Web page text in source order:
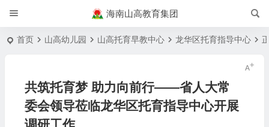
海南山高教育集团
首页 山高幼儿园 山高托育早教中心 龙华区托育指导中心
共筑托育梦 助力向前行——省人大常
委会领导莅临龙华区托育指导中心开展